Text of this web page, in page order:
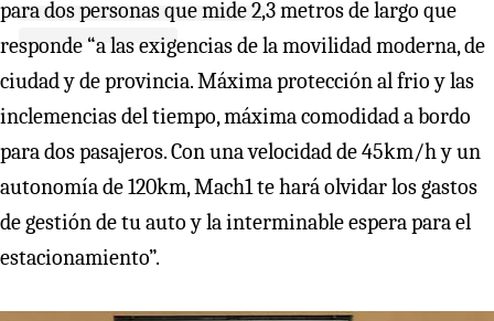
para dos personas que mide 2,3 metros de largo que
responde “a las exigencias de la movilidad moderna, de
ciudad y de provincia. Máxima protección al frio y las
inclemencias del tiempo, máxima comodidad a bordo
para dos pasajeros. Con una velocidad de 45km/h y un
autonomía de 120km, Mach1 te hará olvidar los gastos
de gestión de tu auto y la interminable espera para el
estacionamiento”.